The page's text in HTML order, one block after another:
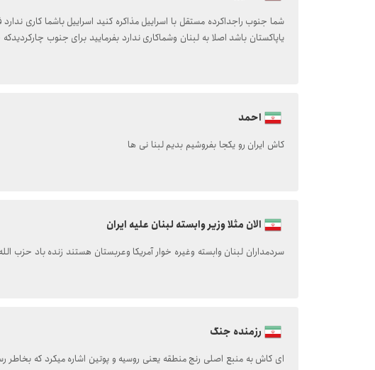
شما جنوب راجداکرده مستقل با اسراییل مذاکره کنید اسراییل باشما کاری
یاپاکستان باشد اصلا به لبنان وشماکاری ندارد بفرمایید برای جنوب
احمد
کاش ایران رو یکجا بفروشیم بدیم لبنا نی ها
الان مثلا وزیر وابسته لبنان علیه ایران
حرف بی ۷۳
سردمداران لبنان وابسته وغیره خوار آمریکا وعربستان هستند زنده باد حزب
رزمنده جنگ
ای کاش به منبع اصلی رنج منطقه یعنی روسیه و پوتین اشاره میکرد که